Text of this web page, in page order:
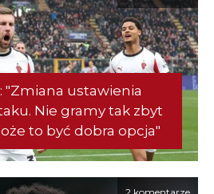
"Zmiana ustawienia
Nie gramy tak zbyt
to być dobra opcja"